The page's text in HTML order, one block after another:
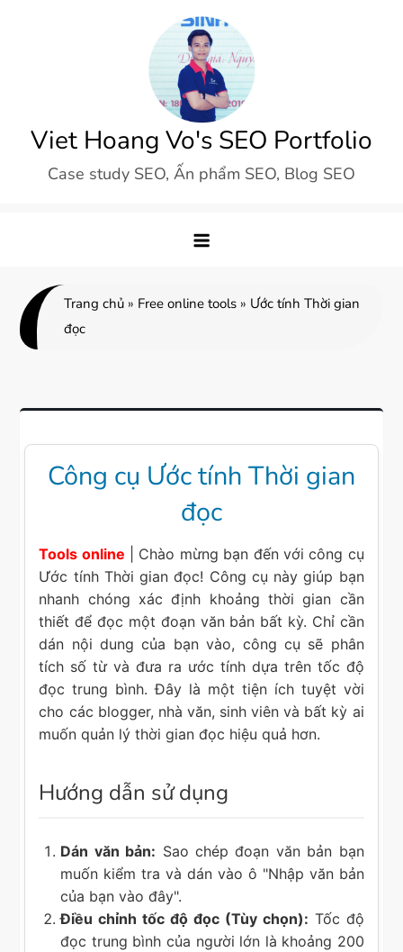
Viet Hoang Vo's SEO Portfolio
Case study SEO, Ấn phẩm SEO, Blog SEO
Trang chủ » Free online tools » Ước tính Thời gian
đọc
Công cụ Ước tính Thời gian
đọc
Tools online | Chào mừng bạn đến với công cụ
Ước tính Thời gian đọc! Công cụ này giúp bạn
nhanh chóng xác định khoảng thời gian cần
thiết để đọc một đoạn văn bản bất kỳ. Chỉ cần
dán nội dung của bạn vào, công cụ sẽ phân
tích số từ và đưa ra ước tính dựa trên tốc độ
đọc trung bình. Đây là một tiện ích tuyệt vời
cho các blogger, nhà văn, sinh viên và bất kỳ ai
muốn quản lý thời gian đọc hiệu quả hơn.
Hướng dẫn sử dụng
Dán văn bản: Sao chép đoạn văn bản bạn
muốn kiểm tra và dán vào ô "Nhập văn bản
của bạn vào đây".
Điều chỉnh tốc độ đọc (Tùy chọn): Tốc độ
đọc trung bình của người lớn là khoảng 200